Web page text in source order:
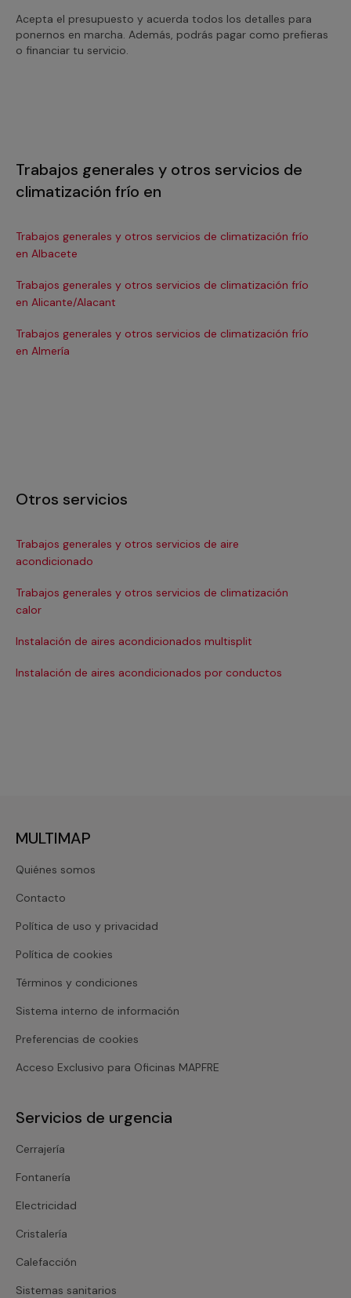
Acepta el presupuesto y acuerda todos los detalles para
ponernos en marcha. Además, podrás pagar como prefieras
o financiar tu servicio.
Trabajos generales y otros servicios de
climatización frío en
Trabajos generales y otros servicios de climatización frío
en Albacete
Trabajos generales y otros servicios de climatización frío
en Alicante/Alacant
Trabajos generales y otros servicios de climatización frío
en Almería
Otros servicios
Trabajos generales y otros servicios de aire
acondicionado
Trabajos generales y otros servicios de climatización
calor
Instalación de aires acondicionados multisplit
Instalación de aires acondicionados por conductos
MULTIMAP
Quiénes somos
Contacto
Política de uso y privacidad
Política de cookies
Términos y condiciones
Sistema interno de información
Preferencias de cookies
Acceso Exclusivo para Oficinas MAPFRE
Servicios de urgencia
Cerrajería
Fontanería
Electricidad
Cristalería
Calefacción
Sistemas sanitarios